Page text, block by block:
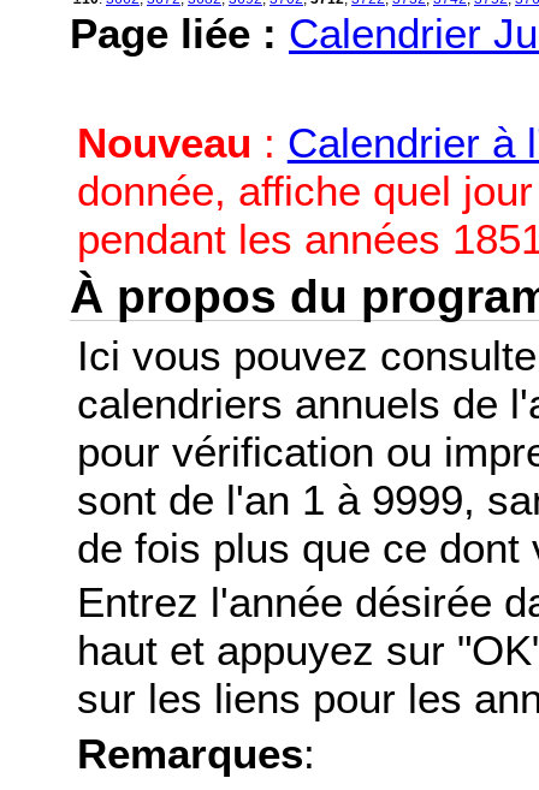
Page liée : Calendrier
Nouveau : Calendrier à
donnée, affiche quel
pendant les années
À propos du
Ici vous pouvez
calendriers annuels de
pour vérification ou
sont de l'an 1 à 9999,
de fois plus que ce dont
Entrez l'année désirée
haut et appuyez sur
sur les liens pour les
Remarques: